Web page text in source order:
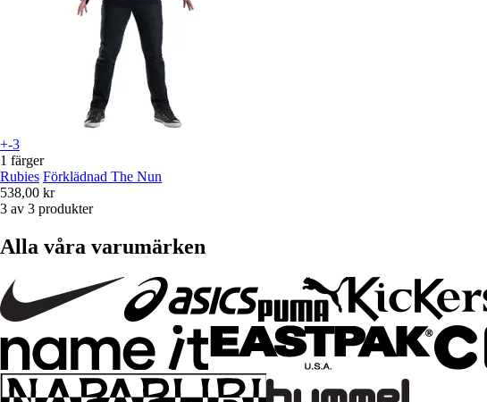
+-3
1 färger
Rubies Förklädnad The Nun
538,00 kr
3 av 3 produkter
Alla våra varumärken